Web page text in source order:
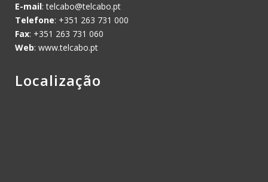
E-mail:telcabo@telcabo.pt
Telefone: +351 263 731 000
Fax: +351 263 731 060
Web: www.telcabo.pt
Localização